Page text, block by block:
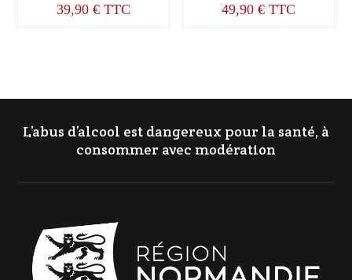
39,90€ TTC 49,90 € TTC
L’abus d’alcool est dangereux pour la santé, à
consommer avec modération